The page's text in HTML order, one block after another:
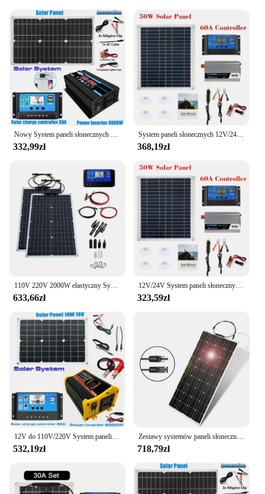
słonecznego is versatile enough to meet your needs.
The panels are designed to withstand a variety of
weather conditions, ensuring consistent
performance year-round. As a wholesale vendor,
supplier, or set for sale, this solar panel set is a
reliable investment for anyone looking to embrace
clean, sustainable energy.
Nowy System paneli słonecznych energii 12V do 220V falownik solarny do ładowania domowego 4000W kompletny zestaw wytwarzanie energii falownik solarny
332,99zł
System paneli słonecznych 12V/24V 18V 50W Panel słoneczny Kontroler ładowania akumulatora 800W/1000W Zestaw inwertera słonecznego Kompletna generacja energii
368,19zł
110V 220V 2000W elastyczny System paneli słonecznych 12V akumulator ładowarka kontroler 4000W zestaw inwertera kompletny do domu na zewnątrz
633,66zł
12V/24V System paneli słonecznych 18V 50W bateria słoneczna kontroler ładowania 800W/1000W falownik solarny zestaw kompletny wytwarzanie energii
323,59zł
12V do 110V/220V System paneli słonecznych 18V Panel słoneczny Kontroler ładowania akumulatora 6000W Zestaw inwertera słonecznego Kompletna generacja energii
532,19zł
Zestawy systemów paneli słonecznych 2000W dla domu z panelem słonecznym 1000W 2000W Kontroler ładowania 100A Falownik 220V 10Ah30Ah Bateria LFP
718,79zł